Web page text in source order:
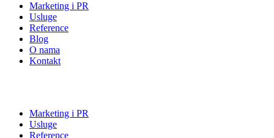
Marketing i PR
Usluge
Reference
Blog
O nama
Kontakt
Marketing i PR
Usluge
Reference